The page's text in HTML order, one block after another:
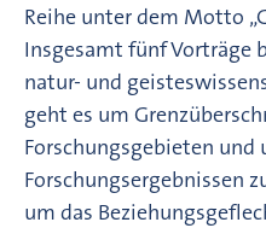
Reihe unter dem Motto
Insgesamt fünf Vorträge
natur- und
geht es um
Forschungsgebieten und
Forschungsergebnissen
um das